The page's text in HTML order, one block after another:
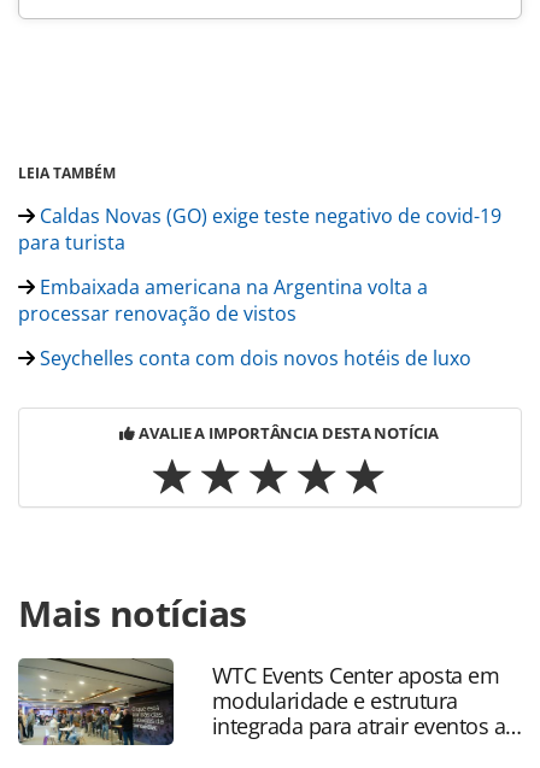
LEIA TAMBÉM
Caldas Novas (GO) exige teste negativo de covid-19
para turista
Embaixada americana na Argentina volta a
processar renovação de vistos
Seychelles conta com dois novos hotéis de luxo
AVALIE A IMPORTÂNCIA DESTA NOTÍCIA
https://www.panrotas.com.br/mercado/destinos/2021/03/
reabre-fronteiras-para-turistas-do-mundo-
todo_180050.html ou as ferramentas oferecidas na página.
Todo o conteúdo produzido pela PANROTAS Editora é
protegido pela legislação brasileira sobre direito autoral.
Não reproduza o conteúdo sem autorização da PANROTAS
Mais notícias
WTC Events Center aposta em
modularidade e estrutura
integrada para atrair eventos a